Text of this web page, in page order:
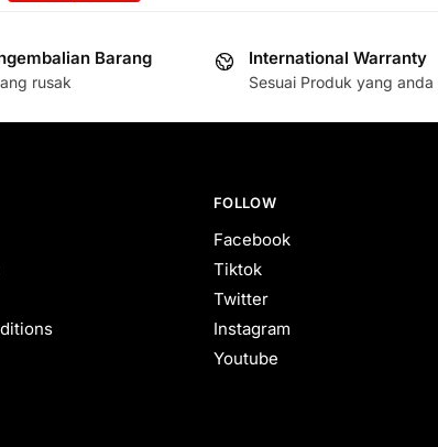
Barang
rusak
International Warranty
Sesuai Produk yang anda
FOLLOW
Facebook
Tiktok
Twitter
Instagram
Youtube